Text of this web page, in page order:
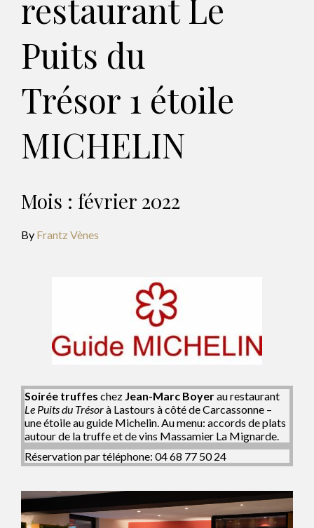
restaurant Le
Puits du
Trésor 1 étoile
MICHELIN
Mois : février 2022
By Frantz Vènes
Soirée truffes chez Jean-Marc Boyerau restaurant
Le Puits du Trésorà Lastours à côté de Carcassonne –
une étoile au guide Michelin. Au menu: accords de plats
autour de la truffe et de vins Massamier La Mignarde.
Réservation par téléphone: 04 68 77 50 24